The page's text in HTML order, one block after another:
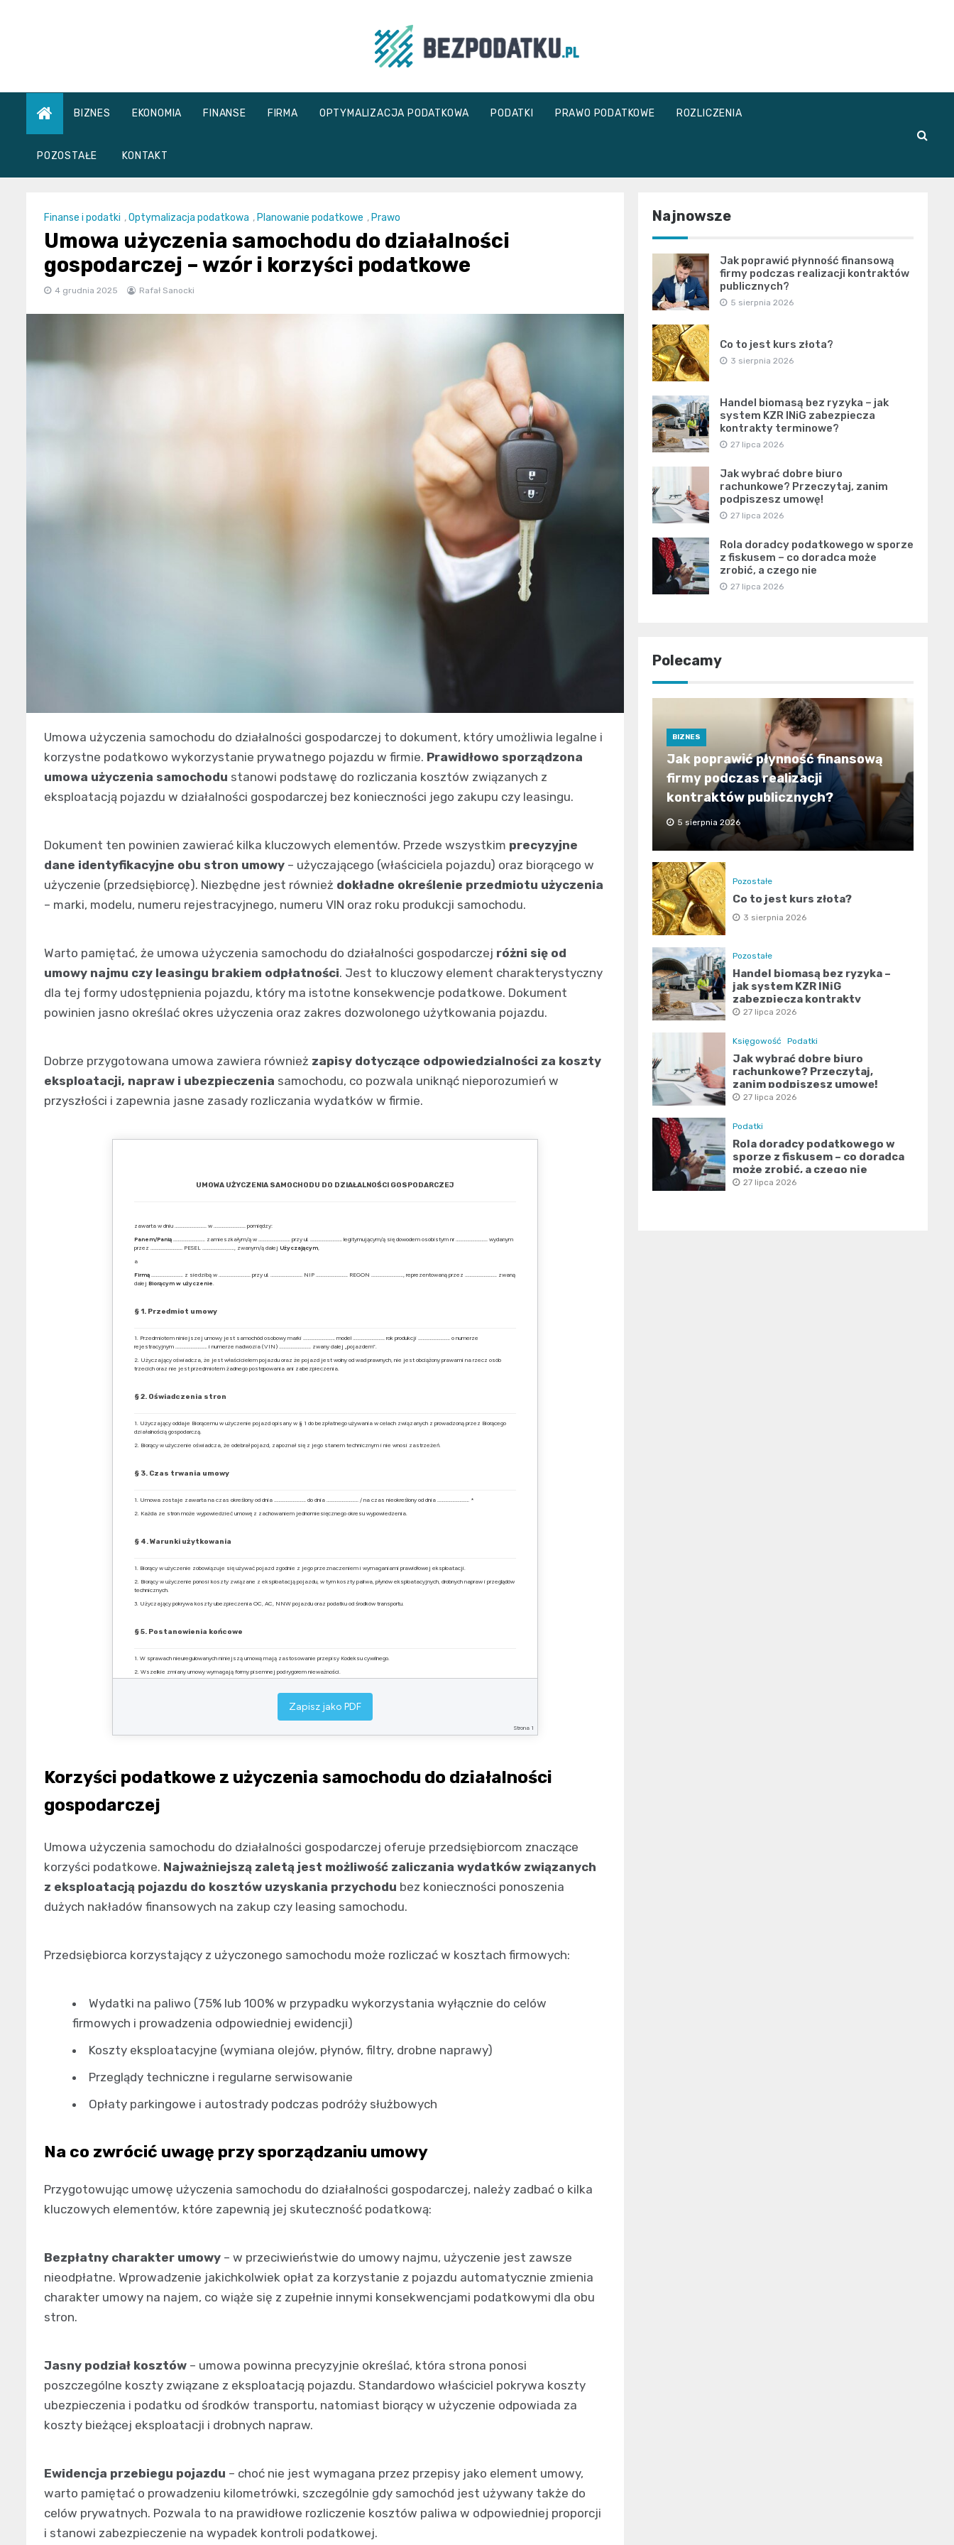
bezpodatku.pl
BIZNES EKONOMIA FINANSE FIRMA OPTYMALIZACJA PODATKOWA PODATKI PRAWO PODATKOWE ROZLICZENIA
POZOSTAŁE KONTAKT
Finanse i podatki ,Optymalizacja podatkowa , Planowanie podatkowe , Prawo
Umowa użyczenia samochodu do działalności
gospodarczej – wzór i korzyści podatkowe
4 grudnia 2025 Rafał Sanocki
Umowa użyczenia samochodu do działalności gospodarczej to dokument, który umożliwia legalne i
korzystne podatkowo wykorzystanie prywatnego pojazdu w firmie. Prawidłowo sporządzona
umowa użyczenia samochodu stanowi podstawę do rozliczania kosztów związanych z
eksploatacją pojazdu w działalności gospodarczej bez konieczności jego zakupu czy leasingu.
Dokument ten powinien zawierać kilka kluczowych elementów. Przede wszystkim precyzyjne
dane identyfikacyjne obu stron umowy – użyczającego (właściciela pojazdu) oraz biorącego w
użyczenie (przedsiębiorcę). Niezbędne jest również dokładne określenie przedmiotu użyczenia
– marki, modelu, numeru rejestracyjnego, numeru VIN oraz roku produkcji samochodu.
Warto pamiętać, że umowa użyczenia samochodu do działalności gospodarczej różni się od
umowy najmu czy leasingu brakiem odpłatności. Jest to kluczowy element charakterystyczny
dla tej formy udostępnienia pojazdu, który ma istotne konsekwencje podatkowe. Dokument
powinien jasno określać okres użyczenia oraz zakres dozwolonego użytkowania pojazdu.
Dobrze przygotowana umowa zawiera również zapisy dotyczące odpowiedzialności za koszty
eksploatacji, napraw i ubezpieczenia samochodu, co pozwala uniknąć nieporozumień w
przyszłości i zapewnia jasne zasady rozliczania wydatków w firmie.
UMOWA UŻYCZENIA SAMOCHODU DO DZIAŁALNOŚCI GOSPODARCZEJ
zawarta w dniu ……………………… w ……………………… pomiędzy:
Panem/Panią……………………… zamieszkałym/ą w ……………………… przy ul. ……………………… legitymującym/ą się dowodem osobistym nr ……………………… wydanym
przez ……………………… PESEL ………………………, zwanym/ą dalej Użyczającym,
a
Firmą……………………… z siedzibą w ……………………… przy ul. ……………………… NIP ……………………… REGON ………………………, reprezentowaną przez ……………………… zwaną
dalej Biorącym w użyczenie
§ 1. Przedmiot umowy
1. Przedmiotem niniejszej umowy jest samochód osobowy marki ……………………… model ……………………… rok produkcji ……………………… o numerze
rejestracyjnym ……………………… i numerze nadwozia (VIN) ……………………… zwany dalej „pojazdem”.
2. Użyczający oświadcza, że jest właścicielem pojazdu oraz że pojazd jest wolny od wad prawnych, nie jest obciążony prawami na rzecz osób
trzecich oraz nie jest przedmiotem żadnego postępowania ani zabezpieczenia.
§ 2. Oświadczenia stron
1. Użyczający oddaje Biorącemu w użyczenie pojazd opisany w § 1 do bezpłatnego używania w celach związanych z prowadzoną przez Biorącego
działalnością gospodarczą.
2. Biorący w użyczenie oświadcza, że odebrał pojazd, zapoznał się z jego stanem technicznym i nie wnosi zastrzeżeń.
§ 3. Czas trwania umowy
1. Umowa zostaje zawarta na czas określony od dnia ……………………… do dnia ……………………… / na czas nieokreślony od dnia ……………………… *
2. Każda ze stron może wypowiedzieć umowę z zachowaniem jednomiesięcznego okresu wypowiedzenia.
§ 4. Warunki użytkowania
1. Biorący w użyczenie zobowiązuje się używać pojazd zgodnie z jego przeznaczeniem i wymaganiami prawidłowej eksploatacji.
2. Biorący w użyczenie ponosi koszty związane z eksploatacją pojazdu, w tym koszty paliwa, płynów eksploatacyjnych, drobnych napraw i przeglądów
technicznych.
3. Użyczający pokrywa koszty ubezpieczenia OC, AC, NNW pojazdu oraz podatku od środków transportu.
§ 5. Postanowienia końcowe
1. W sprawach nieuregulowanych niniejszą umową mają zastosowanie przepisy Kodeksu cywilnego.
2. Wszelkie zmiany umowy wymagają formy pisemnej pod rygorem nieważności.
Strona 1
Zapisz jako PDF
Korzyści podatkowe z użyczenia samochodu do działalności
gospodarczej
Umowa użyczenia samochodu do działalności gospodarczej oferuje przedsiębiorcom znaczące
korzyści podatkowe. Najważniejszą zaletą jest możliwość zaliczania wydatków związanych
z eksploatacją pojazdu do kosztów uzyskania przychodu bez konieczności ponoszenia
dużych nakładów finansowych na zakup czy leasing samochodu.
Przedsiębiorca korzystający z użyczonego samochodu może rozliczać w kosztach firmowych:
Wydatki na paliwo (75% lub 100% w przypadku wykorzystania wyłącznie do celów
firmowych i prowadzenia odpowiedniej ewidencji)
Koszty eksploatacyjne (wymiana olejów, płynów, filtry, drobne naprawy)
Przeglądy techniczne i regularne serwisowanie
Opłaty parkingowe i autostrady podczas podróży służbowych
Na co zwrócić uwagę przy sporządzaniu umowy
Przygotowując umowę użyczenia samochodu do działalności gospodarczej, należy zadbać o kilka
kluczowych elementów, które zapewnią jej skuteczność podatkową:
Bezpłatny charakter umowy – w przeciwieństwie do umowy najmu, użyczenie jest zawsze
nieodpłatne. Wprowadzenie jakichkolwiek opłat za korzystanie z pojazdu automatycznie zmienia
charakter umowy na najem, co wiąże się z zupełnie innymi konsekwencjami podatkowymi dla obu
stron.
Jasny podział kosztów – umowa powinna precyzyjnie określać, która strona ponosi
poszczególne koszty związane z eksploatacją pojazdu. Standardowo właściciel pokrywa koszty
ubezpieczenia i podatku od środków transportu, natomiast biorący w użyczenie odpowiada za
koszty bieżącej eksploatacji i drobnych napraw.
Ewidencja przebiegu pojazdu – choć nie jest wymagana przez przepisy jako element umowy,
warto pamiętać o prowadzeniu kilometrówki, szczególnie gdy samochód jest używany także do
celów prywatnych. Pozwala to na prawidłowe rozliczenie kosztów paliwa w odpowiedniej proporcji
i stanowi zabezpieczenie na wypadek kontroli podatkowej.
Najnowsze
Jak poprawić płynność finansową
firmy podczas realizacji kontraktów
publicznych?
5 sierpnia 2026
Co to jest kurs złota?
3 sierpnia 2026
Handel biomasą bez ryzyka – jak
system KZR INiG zabezpiecza
kontrakty terminowe?
27 lipca 2026
Jak wybrać dobre biuro
rachunkowe? Przeczytaj, zanim
podpiszesz umowę!
27 lipca 2026
Rola doradcy podatkowego w sporze
z fiskusem – co doradca może
zrobić, a czego nie
27 lipca 2026
Polecamy
BIZNES
Jak poprawić płynność finansową
firmy podczas realizacji
kontraktów publicznych?
5 sierpnia 2026
Pozostałe
Co to jest kurs złota?
3 sierpnia 2026
Pozostałe
Handel biomasą bez ryzyka –
jak system KZR INiG
zabezpiecza kontrakty
terminowe?
27 lipca 2026
Księgowość Podatki
Jak wybrać dobre biuro
rachunkowe? Przeczytaj,
zanim podpiszesz umowę!
27 lipca 2026
Podatki
Rola doradcy podatkowego w
sporze z fiskusem – co doradca
może zrobić, a czego nie
27 lipca 2026